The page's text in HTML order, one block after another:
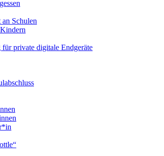
an Schulen
private digitale Endgeräte